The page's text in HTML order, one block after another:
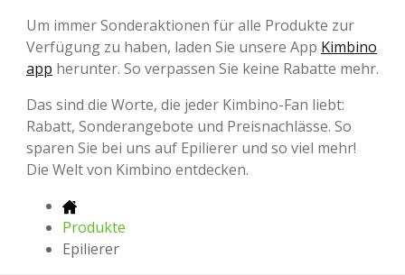
Um immer Sonderaktionen für alle Produkte zur
Verfügung zu haben, laden Sie unsere App Kimbino
app herunter. So verpassen Sie keine Rabatte mehr.
Das sind die Worte, die jeder Kimbino-Fan liebt:
Rabatt, Sonderangebote und Preisnachlässe. So
sparen Sie bei uns auf Epilierer und so viel mehr!
Die Welt von Kimbino entdecken.
Produkte
Epilierer